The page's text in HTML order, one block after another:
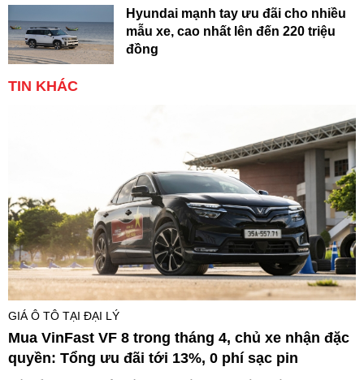
Hyundai mạnh tay ưu đãi cho nhiều
mẫu xe, cao nhất lên đến 220 triệu
đồng
TIN KHÁC
GIÁ Ô TÔ TẠI ĐẠI LÝ
Mua VinFast VF 8 trong tháng 4, chủ xe nhận đặc
quyền: Tổng ưu đãi tới 13%, 0 phí sạc pin